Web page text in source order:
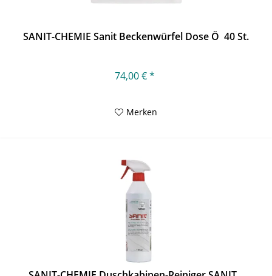
SANIT-CHEMIE Sanit Beckenwürfel Dose Ö 40 St.
74,00 € *
Merken